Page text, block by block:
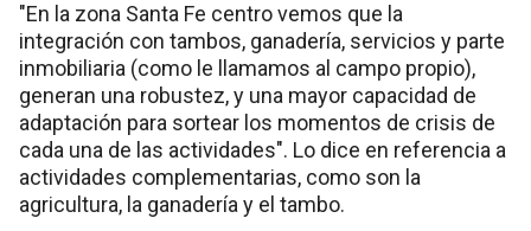
"En la zona Santa Fe centro vemos que la
integración con tambos, ganadería, servicios y parte
inmobiliaria (como le llamamos al campo propio),
generan una robustez, y una mayor capacidad de
adaptación para sortear los momentos de crisis de
cada una de las actividades". Lo dice en referencia a
actividades complementarias, como son la
agricultura, la ganadería y el tambo.